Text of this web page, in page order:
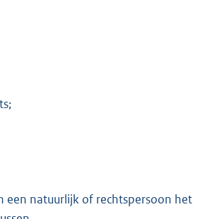
een natuurlijk of rechtspersoon het